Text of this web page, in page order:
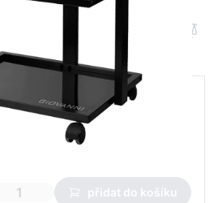
Maloobchodní cena
4 721,83 Kč
3 305,26 Kč
cena z 30 dnů před slevou:
přidat do košíku